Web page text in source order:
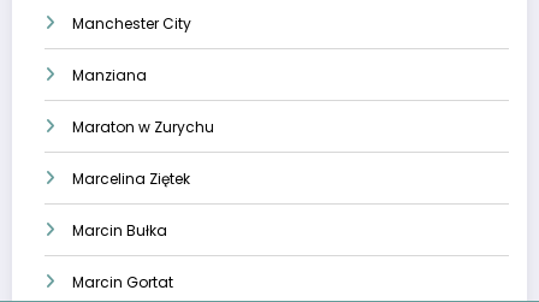
Manchester City
Manziana
Maraton w Zurychu
Marcelina Ziętek
Marcin Bułka
Marcin Gortat